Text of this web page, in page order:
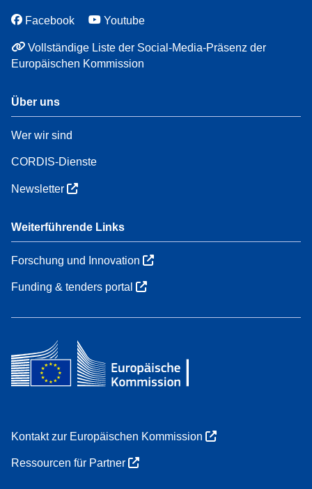
Facebook Youtube
Vollständige Liste der Social-Media-Präsenz der
Europäischen Kommission
Über uns
Wer wir sind
CORDIS-Dienste
Newsletter
Weiterführende Links
Forschung und Innovation
Funding & tenders portal
Kontakt zur Europäischen Kommission
Ressourcen für Partner